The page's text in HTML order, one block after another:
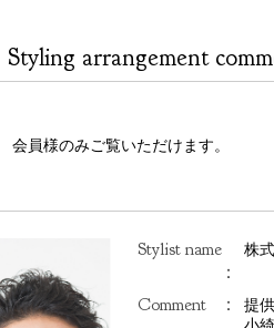
Styling arrangement
会員様のみご覧いただけます。
Stylist name
：
株
Comment ：
提